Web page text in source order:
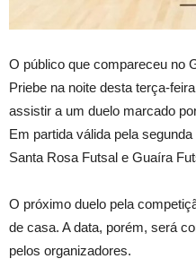
O público que compareceu no
Priebe na noite desta terça-
assistir a um duelo marcado
Em partida válida pela
Santa Rosa Futsal e Guaíra
O próximo duelo pela
de casa. A data, porém, será
pelos organizadores.